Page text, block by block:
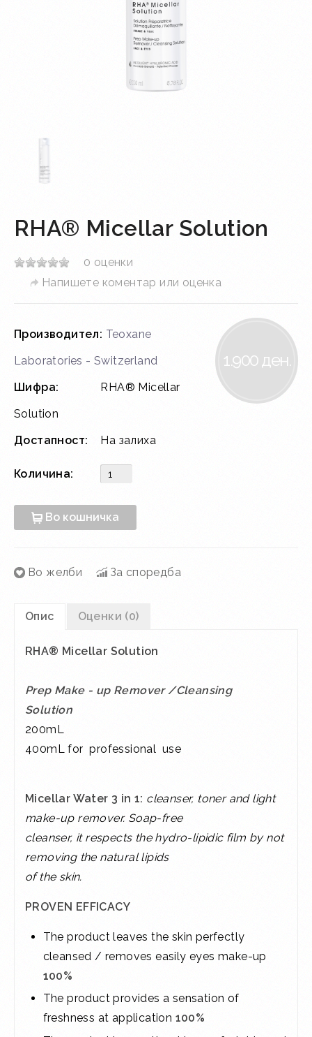
RHA® Micellar Solution
0 оценки
Напишете коментар или оценка
1.900 ден.
Производител: Teoxane
Laboratories - Switzerland
Шифра:
RHA® Micellar
Solution
Достапност:
На залиха
Количина:
Во кошничка
Во желби За споредба
Опис Оценки (0)
RHA® Micellar Solution
Prep Make - up Remover /Cleansing
Solution
200mL
400mL for professional use
Micellar Water 3 in 1: cleanser, toner and light
make-up remover. Soap-free
cleanser, it respects the hydro-lipidic film by not
removing the natural lipids
of the skin.
PROVEN EFFICACY
The product leaves the skin perfectly
cleansed / removes easily eyes make-up
100%
The product provides a sensation of
freshness at application 100%